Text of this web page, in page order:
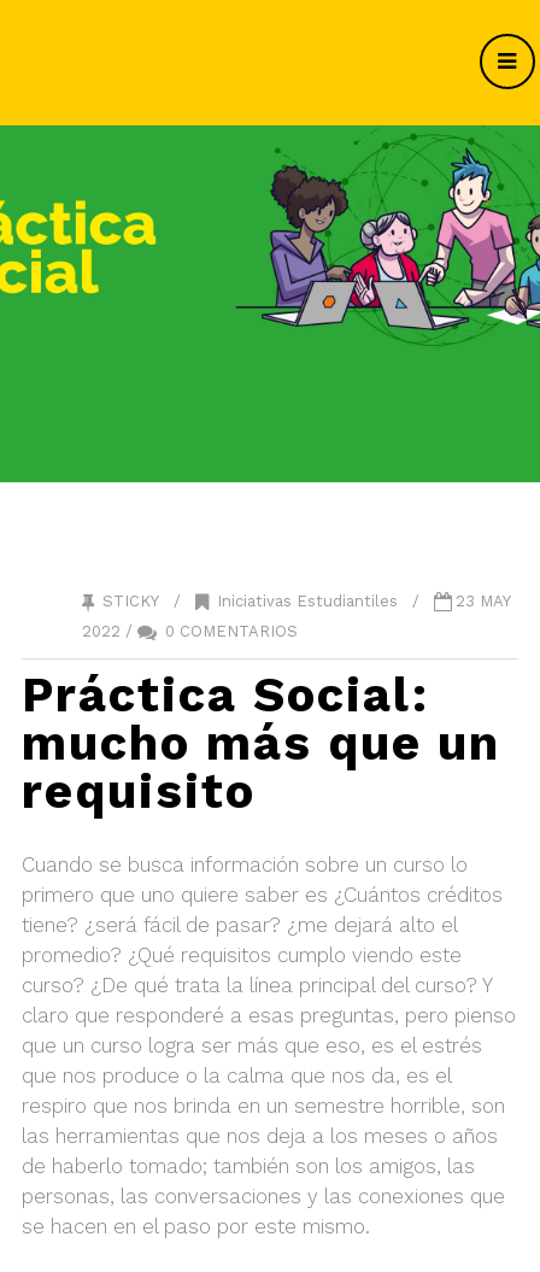
STICKY / Iniciativas Estudiantiles /
23 MAY
2022 /
0 COMENTARIOS
Práctica Social:
mucho más que un
requisito
Cuando se busca información sobre un curso lo
primero que uno quiere saber es ¿Cuántos créditos
tiene? ¿será fácil de pasar? ¿me dejará alto el
promedio? ¿Qué requisitos cumplo viendo este
curso? ¿De qué trata la línea principal del curso? Y
claro que responderé a esas preguntas, pero pienso
que un curso logra ser más que eso, es el estrés
que nos produce o la calma que nos da, es el
respiro que nos brinda en un semestre horrible, son
las herramientas que nos deja a los meses o años
de haberlo tomado; también son los amigos, las
personas, las conversaciones y las conexiones que
se hacen en el paso por este mismo.